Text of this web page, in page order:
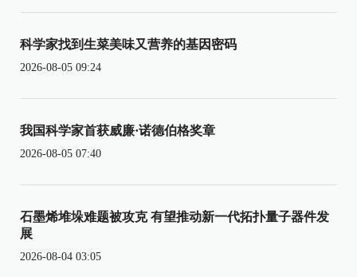
科学家找到生菜美味又营养的基因密码
2026-08-05 09:24
我国科学家首获威廉·诺德伯格奖章
2026-08-05 07:40
石墨烯堆垛难题被攻克 有望推动新一代拓扑量子器件发
展
2026-08-04 03:05